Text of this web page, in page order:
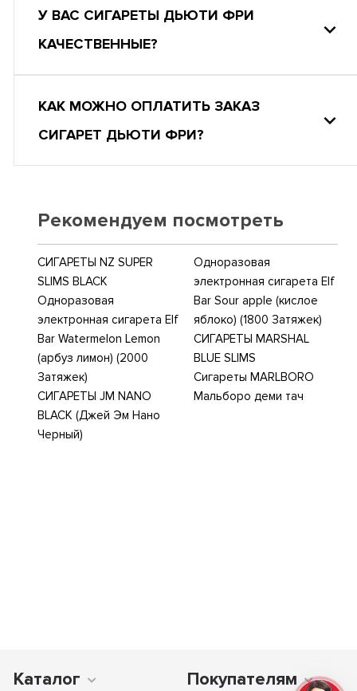
У ВАС СИГАРЕТЫ ДЬЮТИ ФРИ
КАЧЕСТВЕННЫЕ?
КАК МОЖНО ОПЛАТИТЬ ЗАКАЗ
СИГАРЕТ ДЬЮТИ ФРИ?
Рекомендуем посмотреть
СИГАРЕТЫ NZ SUPER
SLIMS BLACK
Одноразовая
электронная сигарета Elf
Bar Watermelon Lemon
(арбуз лимон) (2000
Затяжек)
СИГАРЕТЫ JM NANO
BLACK (Джей Эм Нано
Черный)
Одноразовая
электронная сигарета Elf
Bar Sour apple (кислое
яблоко) (1800 Затяжек)
СИГАРЕТЫ MARSHAL
BLUE SLIMS
Сигареты MARLBORO
Мальборо деми тач
Каталог Покупателям